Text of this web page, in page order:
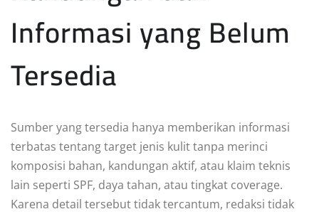
Informasi yang Belum
Tersedia
Sumber yang tersedia hanya memberikan informasi
terbatas tentang target jenis kulit tanpa merinci
komposisi bahan, kandungan aktif, atau klaim teknis
lain seperti SPF, daya tahan, atau tingkat coverage.
Karena detail tersebut tidak tercantum, redaksi tidak